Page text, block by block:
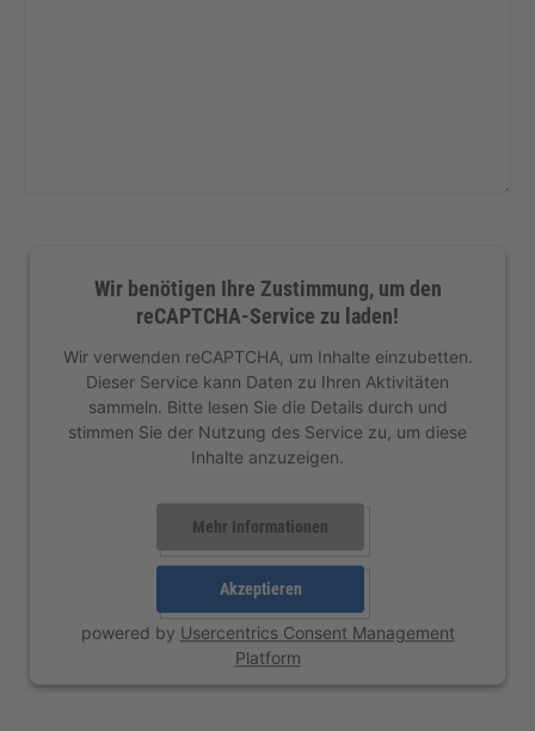
Wir benötigen Ihre Zustimmung, um den
reCAPTCHA-Service zu laden!
Wir verwenden reCAPTCHA, um Inhalte einzubetten.
Dieser Service kann Daten zu Ihren Aktivitäten
sammeln. Bitte lesen Sie die Details durch und
stimmen Sie der Nutzung des Service zu, um diese
Inhalte anzuzeigen.
Mehr Informationen
Akzeptieren
powered by Usercentrics Consent Management
Platform